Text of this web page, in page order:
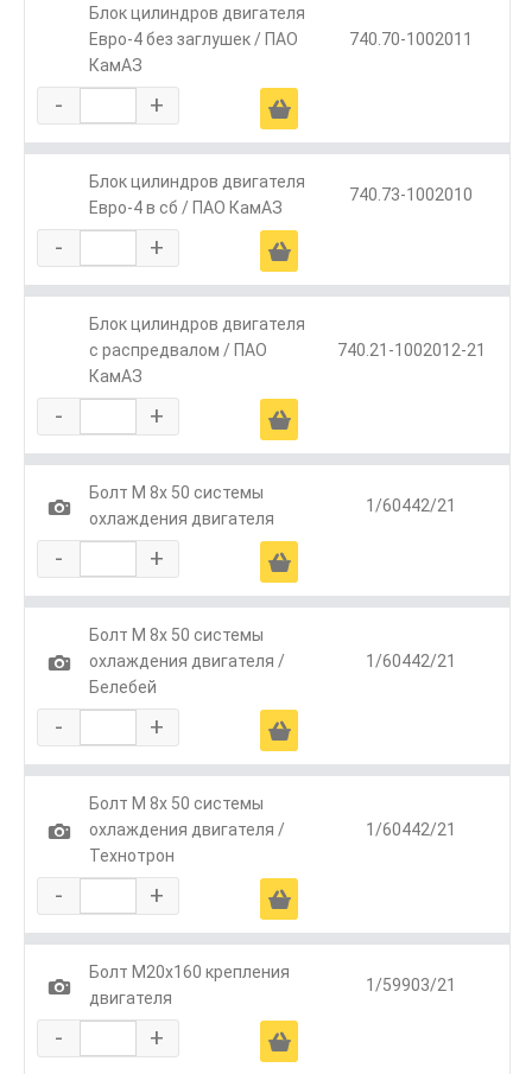
Блок цилиндров двигателя
Евро-4 без заглушек / ПАО
КамАЗ
740.70-1002011
- + Ä
Блок цилиндров двигателя
Евро-4 в сб / ПАО КамАЗ
740.73-1002010
- + Ä
Блок цилиндров двигателя
с распредвалом / ПАО
КамАЗ
740.21-1002012-21
- + Ä
1
Болт М 8х 50 системы
охлаждения двигателя
1/60442/21
- + Ä
1
Болт М 8х 50 системы
охлаждения двигателя /
Белебей
1/60442/21
- + Ä
1
Болт М 8х 50 системы
охлаждения двигателя /
Технотрон
1/60442/21
- + Ä
1
Болт М20х160 крепления
двигателя
1/59903/21
- + Ä